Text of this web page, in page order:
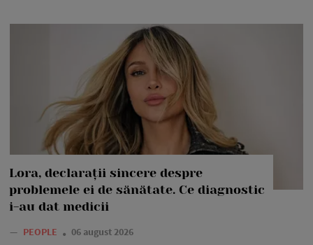
Lora, declarații sincere despre
problemele ei de sănătate. Ce diagnostic
i-au dat medicii
— PEOPLE 06 august 2026